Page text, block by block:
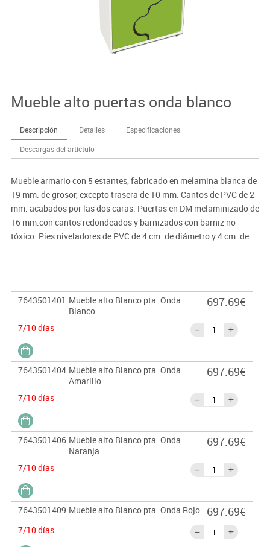
Mueble alto puertas onda blanco
Descripción Detalles
Especificaciones
Descargas del artíctulo
Mueble armario con 5 estantes, fabricado en melamina blanca de
19 mm. de grosor, excepto trasera de 10 mm. Cantos de PVC de 2
mm. acabados por las dos caras. Puertas en DM melaminizado de
16 mm.con cantos redondeados y barnizados con barniz no
tóxico. Pies niveladores de PVC de 4 cm. de diámetro y 4 cm. de
atornillado a la pared.
Garantizado por los ensayos realizados en centro tecnológico de
Importante:
El mobiliario se pide por encargo. En caso de devolución no se
abonará más del 90% del valor de la mercancía.
7643501401 Mueble alto Blanco pta. Onda
Blanco
7/10 días
697.69€
7643501404 Mueble alto Blanco pta. Onda
Amarillo
7/10 días
697.69€
7643501406 Mueble alto Blanco pta. Onda
Naranja
7/10 días
697.69€
7643501409 Mueble alto Blanco pta. Onda Rojo
7/10 días
697.69€